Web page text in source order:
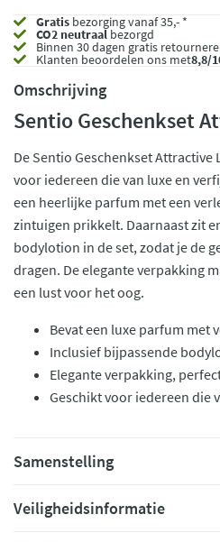
Gratis bezorging vanaf 35,- *
CO2 neutraalbezorgd
Binnen 30 dagen gratis
Klanten beoordelen ons met8,8/
Omschrijving
Sentio Geschenkset
De Sentio Geschenkset Attractive
voor iedereen die van luxe en
een heerlijke parfum met een
zintuigen prikkelt. Daarnaast zit
bodylotion in de set, zodat je de
dragen. De elegante verpakking
een lust voor het oog.
Bevat een luxe parfum met
Inclusief bijpassende
Elegante verpakking,
Geschikt voor iedereen die
Samenstelling
Veiligheidsinformatie